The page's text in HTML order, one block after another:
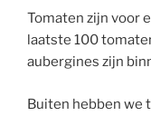
Tomaten zijn voor
laatste 100
aubergines zijn
Buiten hebben we